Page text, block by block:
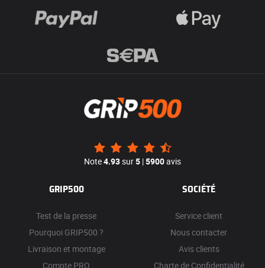
Note4.93sur5 |5900avis
GRIP500
Test de la presse
Pourquoi GRIP500 ?
Livraison et montage
Compte PRO
SOCIÉTÉ
Service client
Nous contacter
Avis clients
Charte de Confidentialité